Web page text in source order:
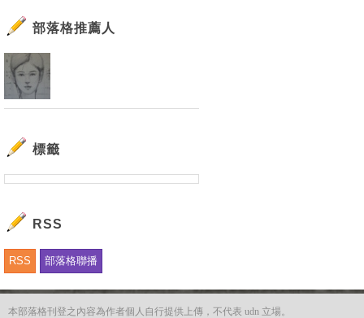
部落格推薦人
標籤
RSS
RSS 部落格聯播
本部落格刊登之內容為作者個人自行提供上傳，不代表 udn 立場。